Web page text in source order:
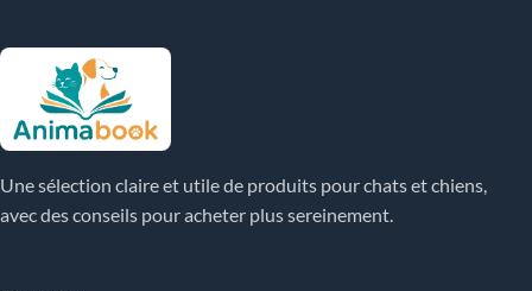
Une sélection claire et utile de produits pour chats et chiens,
avec des conseils pour acheter plus sereinement.